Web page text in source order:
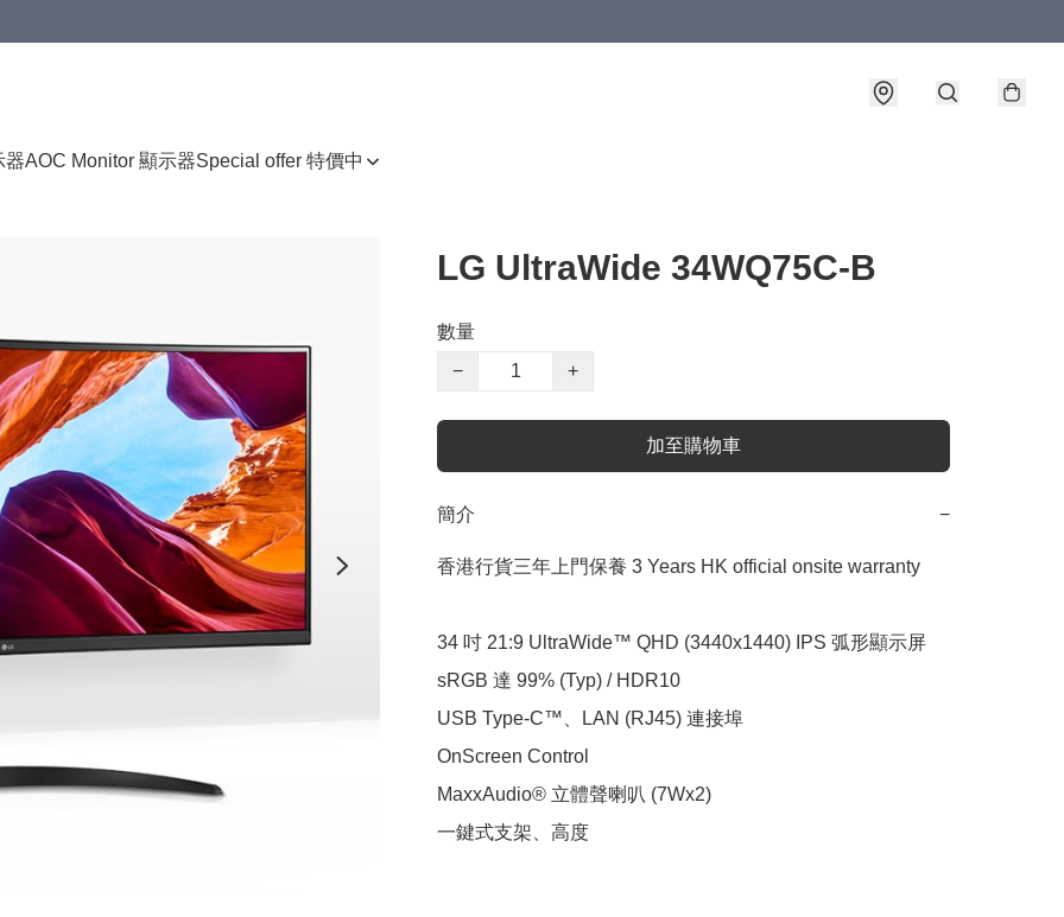
器AOC Monitor 顯示器Special offer 特價中
LG UltraWide 34WQ75C-B
數量
−
+
加至購物車
簡介 −
香港行貨三年上門保養 3 Years HK official onsite warranty
34 吋 21:9 UltraWide™ QHD (3440x1440) IPS 弧形顯示屏
sRGB 達 99% (Typ) / HDR10
USB Type-C™、LAN (RJ45) 連接埠
OnScreen Control
MaxxAudio® 立體聲喇叭 (7Wx2)
一鍵式支架、高度